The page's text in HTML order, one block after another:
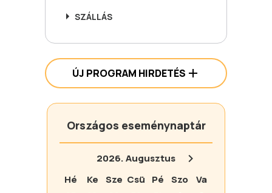
SZÁLLÁS
ÚJ PROGRAM HIRDETÉS
Országos eseménynaptár
2026.Augusztus
Hé
Ke Sze Csü Pé Szo
Va